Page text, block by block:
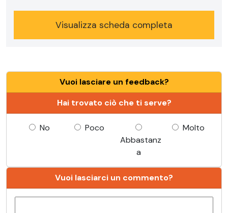
Visualizza scheda completa
Vuoi lasciare un feedback?
Hai trovato ciò che ti serve?
No
Poco
Abbastanz
a
Molto
Vuoi lasciarci un commento?